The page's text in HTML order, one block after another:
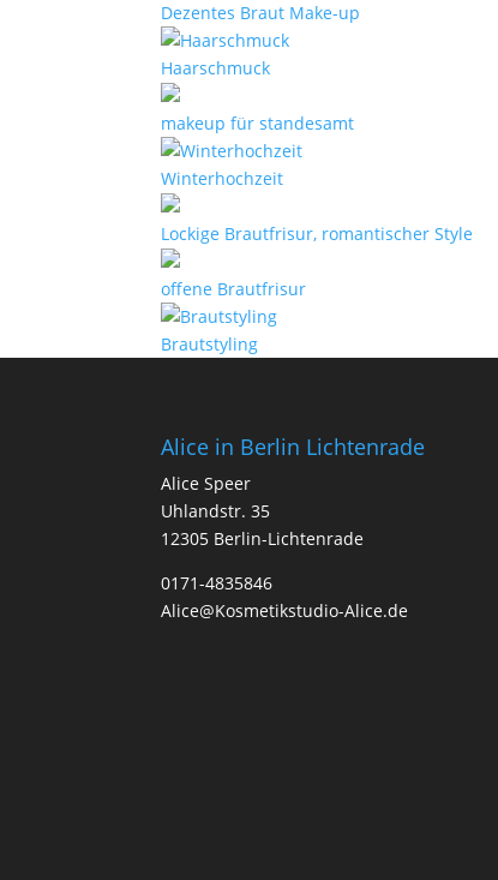
Dezentes Braut Make-up
Haarschmuck
makeup für standesamt
Winterhochzeit
Lockige Brautfrisur, romantischer Style
offene Brautfrisur
Brautstyling
Alice in Berlin Lichtenrade
Alice Speer
Uhlandstr. 35
12305 Berlin-Lichtenrade
0171-4835846
Alice@Kosmetikstudio-Alice.de